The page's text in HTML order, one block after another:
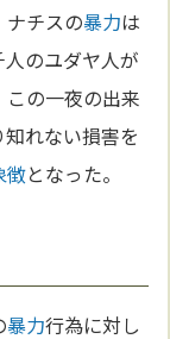
ナチスの暴力は
人のユダヤ人が
この一夜の出来
れない損害を
徴となった。
暴力行為に対し